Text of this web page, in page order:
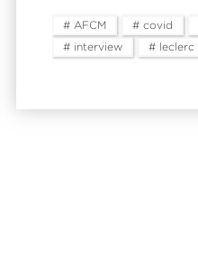
# AFCM # covid
# interview
# leclerc